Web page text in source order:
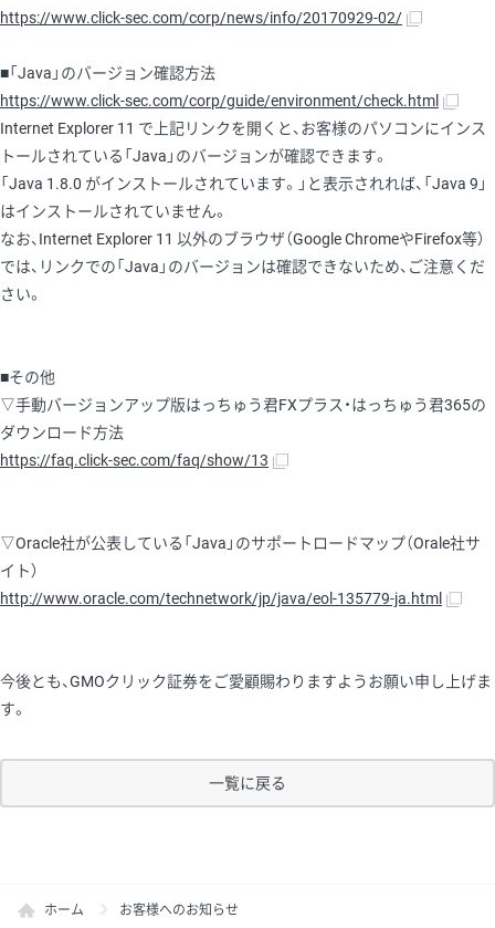
https://www.click-sec.com/corp/news/info/20170929-02/
■「Java」のバージョン確認方法
https://www.click-sec.com/corp/guide/environment/check.html
Internet Explorer 11 で上記リンクを開くと、お客様のパソコンにインス
トールされている「Java」のバージョンが確認できます。
「Java 1.8.0 がインストールされています。」と表示されれば、「Java 9」
はインストールされていません。
なお、Internet Explorer 11 以外のブラウザ（Google ChromeやFirefox等）
では、リンクでの「Java」のバージョンは確認できないため、ご注意くだ
さい。
■その他
▽手動バージョンアップ版はっちゅう君FXプラス・はっちゅう君365の
ダウンロード方法
https://faq.click-sec.com/faq/show/13
▽Oracle社が公表している「Java」のサポートロードマップ（Orale社サ
イト）
http://www.oracle.com/technetwork/jp/java/eol-135779-ja.html
今後とも、GMOクリック証券をご愛顧賜わりますようお願い申し上げま
す。
一覧に戻る
ホーム お客様へのお知らせ